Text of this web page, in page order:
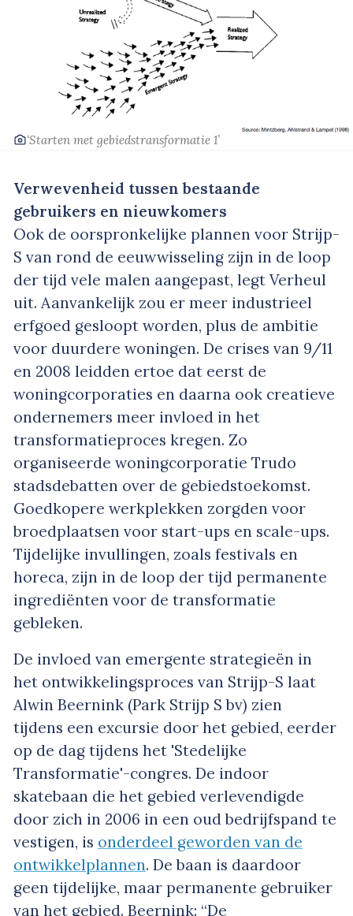
‘Starten met gebiedstransformatie 1’
Verwevenheid tussen bestaande
gebruikers en nieuwkomers
Ook de oorspronkelijke plannen voor Strijp-
S van rond de eeuwwisseling zijn in de loop
der tijd vele malen aangepast, legt Verheul
uit. Aanvankelijk zou er meer industrieel
erfgoed gesloopt worden, plus de ambitie
voor duurdere woningen. De crises van 9/11
en 2008 leidden ertoe dat eerst de
woningcorporaties en daarna ook creatieve
ondernemers meer invloed in het
transformatieproces kregen. Zo
organiseerde woningcorporatie Trudo
stadsdebatten over de gebiedstoekomst.
Goedkopere werkplekken zorgden voor
broedplaatsen voor start-ups en scale-ups.
Tijdelijke invullingen, zoals festivals en
horeca, zijn in de loop der tijd permanente
ingrediënten voor de transformatie
gebleken.
De invloed van emergente strategieën in
het ontwikkelingsproces van Strijp-S laat
Alwin Beernink (Park Strijp S bv) zien
tijdens een excursie door het gebied, eerder
op de dag tijdens het 'Stedelijke
Transformatie'-congres. De indoor
skatebaan die het gebied verlevendigde
door zich in 2006 in een oud bedrijfspand te
vestigen, is onderdeel geworden van de
ontwikkelplannen. De baan is daardoor
geen tijdelijke, maar permanente gebruiker
van het gebied. Beernink: “De